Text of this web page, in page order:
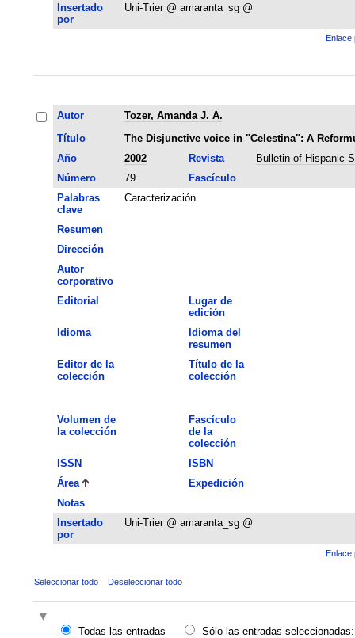
Insertado
por
Uni-Trier @ amaranta_sg @
Enlace
Autor
Tozer, Amanda J. A.
Título
The Disjunctive voice in "Celestina": A
Año
2002 Revista
Bulletin of Hispanic
Número
79
Fascículo
Palabras
clave
Caracterización
Resumen
Dirección
Autor
corporativo
Editorial
Lugar de
edición
Idioma
Idioma del
resumen
Editor de la
colección
Título de la
colección
Volumen de
la colección
Fascículo
de la
colección
ISSN
ISBN
Área
Expedición
Notas
Insertado
por
Uni-Trier @ amaranta_sg @
Enlace
Seleccionar todo Deseleccionar todo
Todas las entradas Sólo las entradas seleccionadas: